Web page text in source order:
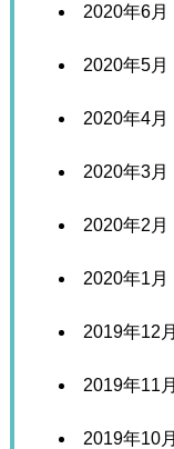
2020年6月
2020年5月
2020年4月
2020年3月
2020年2月
2020年1月
2019年12月
2019年11月
2019年10月